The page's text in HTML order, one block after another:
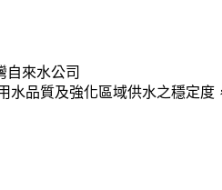
自來水公司
水品質及強化區域供水之穩定